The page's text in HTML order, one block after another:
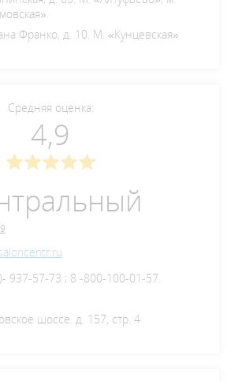
Франко, д. 10. М. «Кунцевская»
Средняя оценка:
4,9
937-57-73 ; 8 -800-100-01-57.
шоссе. д. 157, стр. 4